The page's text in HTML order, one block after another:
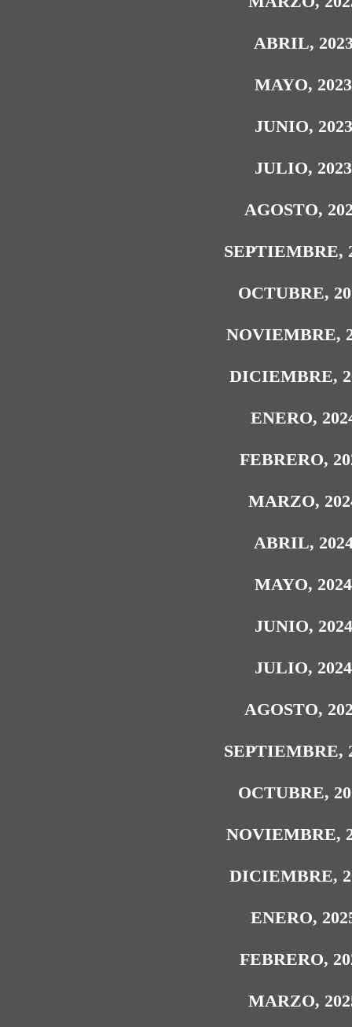
ABRIL,
MAYO, 2023
JUNIO, 2023
JULIO, 2023
AGOSTO,
SEPTIEMBRE,
OCTUBRE,
NOVIEMBRE,
DICIEMBRE,
ENERO,
FEBRERO,
MARZO,
ABRIL,
MAYO, 2024
JUNIO, 2024
JULIO, 2024
AGOSTO,
SEPTIEMBRE,
OCTUBRE,
NOVIEMBRE,
DICIEMBRE,
ENERO,
FEBRERO,
MARZO,